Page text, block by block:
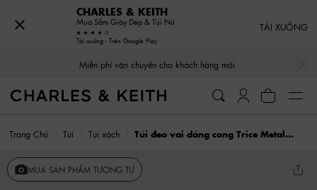
Miễn phí vận chuyển cho khách hàng mới
Trang Chủ Túi Túi xách Túi đeo vai dáng cong Trice Metallic Accent Belted
MUA SẢN PHẨM TƯƠNG TỰ
CHARLES & KEITH
Mua Sắm Giày Dép & Túi Nữ
Tải xuống - Trên Google Play
TẢI XUỐNG